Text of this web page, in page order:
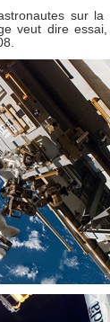
sur la
veut dire